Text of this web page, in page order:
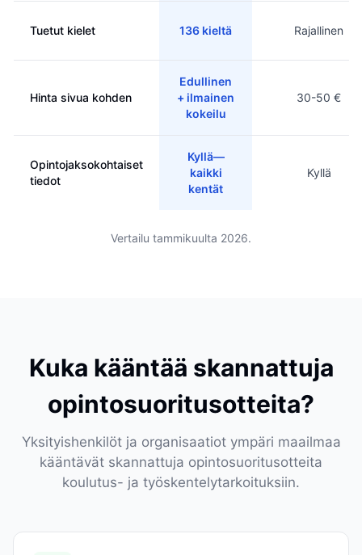
Tuetut kielet 136 kieltä Rajallinen
Hinta sivua kohden
Edullinen
+ ilmainen
kokeilu
30-50 €
Opintojaksokohtaiset
tiedot
Kyllä—
kaikki
kentät
Kyllä
Vertailu tammikuulta 2026.
Kuka kääntää skannattuja
opintosuoritusotteita?
Yksityishenkilöt ja organisaatiot ympäri maailmaa
kääntävät skannattuja opintosuoritusotteita
koulutus- ja työskentelytarkoituksiin.